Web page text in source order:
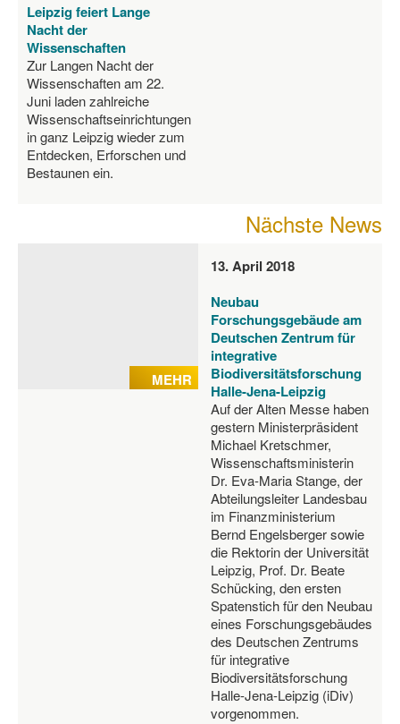
Leipzig feiert Lange
Nacht der
Wissenschaften
Zur Langen Nacht der
Wissenschaften am 22.
Juni laden zahlreiche
Wissenschaftseinrichtungen
in ganz Leipzig wieder zum
Entdecken, Erforschen und
Bestaunen ein.
Nächste News
MEHR
13. April 2018
Neubau
Forschungsgebäude am
Deutschen Zentrum für
integrative
Biodiversitätsforschung
Halle-Jena-Leipzig
Auf der Alten Messe haben
gestern Ministerpräsident
Michael Kretschmer,
Wissenschaftsministerin
Dr. Eva-Maria Stange, der
Abteilungsleiter Landesbau
im Finanzministerium
Bernd Engelsberger sowie
die Rektorin der Universität
Leipzig, Prof. Dr. Beate
Schücking, den ersten
Spatenstich für den Neubau
eines Forschungsgebäudes
des Deutschen Zentrums
für integrative
Biodiversitätsforschung
Halle-Jena-Leipzig (iDiv)
vorgenommen.